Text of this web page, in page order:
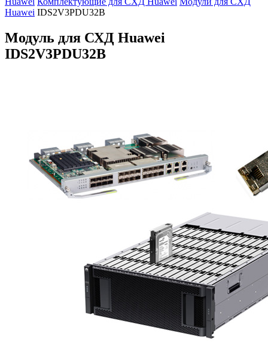
Huawei IDS2V3PDU32B
Модуль для СХД Huawei
IDS2V3PDU32B